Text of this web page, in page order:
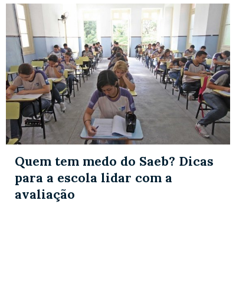
Quem tem medo do Saeb? Dicas
para a escola lidar com a
avaliação